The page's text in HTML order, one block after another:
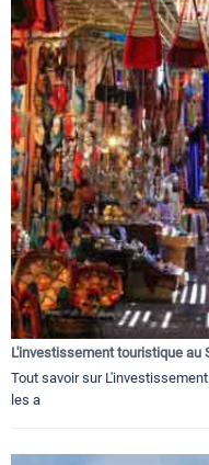
L'investissement touristique au
Tout savoir sur
les a